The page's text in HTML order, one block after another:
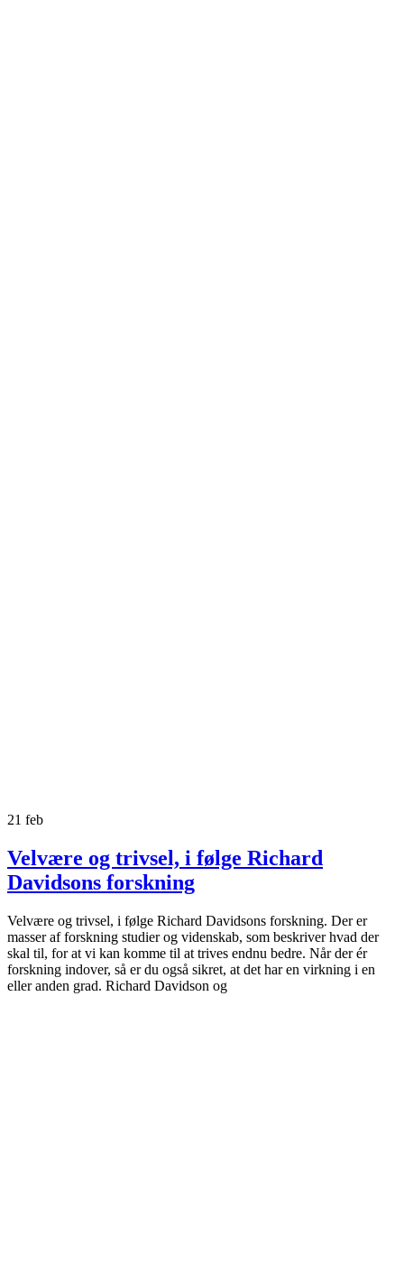
21 feb
Velvære og trivsel, i følge Richard
Davidsons forskning
Velvære og trivsel, i følge Richard Davidsons forskning. Der er
masser af forskning studier og videnskab, som beskriver hvad der
skal til, for at vi kan komme til at trives endnu bedre. Når der ér
forskning indover, så er du også sikret, at det har en virkning i en
eller anden grad. Richard Davidson og